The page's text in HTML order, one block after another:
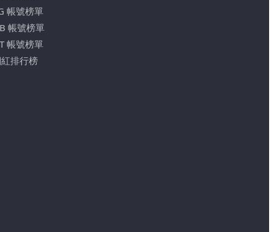
帳號榜單
帳號榜單
帳號榜單
排行榜